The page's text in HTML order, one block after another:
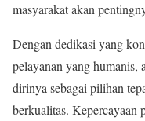
masyarakat akan
Dengan dedikasi yang
pelayanan yang humanis,
dirinya sebagai pilihan
berkualitas. Kepercayaan